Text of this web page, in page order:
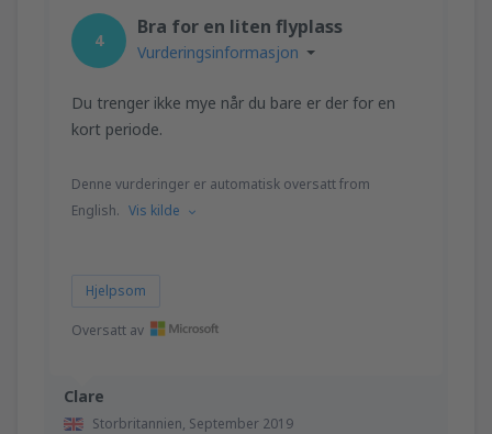
Clare
Storbritannien, September 2019
4
Bra for en liten flyplass
Vurderingsinformasjon
Du trenger ikke mye når du bare er der for en
kort periode.
Denne vurderinger er automatisk oversatt from
English. Vis kilde
Hjelpsom
Oversatt av